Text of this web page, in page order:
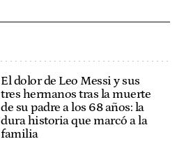
El dolor de Leo Messi y sus
tres hermanos tras la muerte
de su padre a los 68 años: la
dura historia que marcó a la
familia